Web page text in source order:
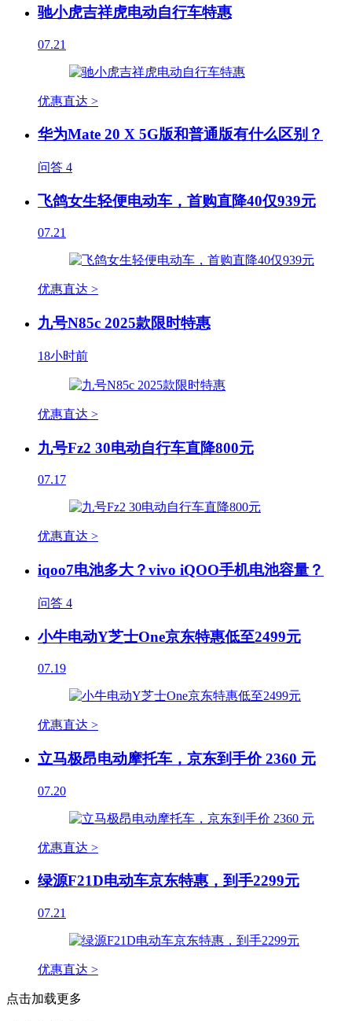
驰小虎吉祥虎电动自行车特惠
07.21
优惠直达 >
华为Mate 20 X 5G版和普通版有什么区别？
问答 4
飞鸽女生轻便电动车，首购直降40仅939元
07.21
优惠直达 >
九号N85c 2025款限时特惠
18小时前
优惠直达 >
九号Fz2 30电动自行车直降800元
07.17
优惠直达 >
iqoo7电池多大？vivo iQOO手机电池容量？
问答 4
小牛电动Y芝士One京东特惠低至2499元
07.19
优惠直达 >
立马极昂电动摩托车，京东到手价 2360 元
07.20
优惠直达 >
绿源F21D电动车京东特惠，到手2299元
07.21
优惠直达 >
点击加载更多